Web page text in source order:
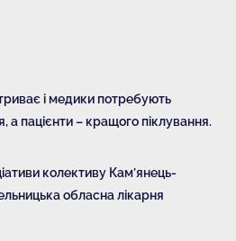
і медики потребують
а пацієнти – кращого піклування.
колективу Кам’янець-
обласна лікарня